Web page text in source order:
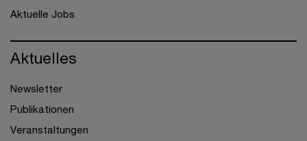
Aktuelle Jobs
Aktuelles
Newsletter
Publikationen
Veranstaltungen